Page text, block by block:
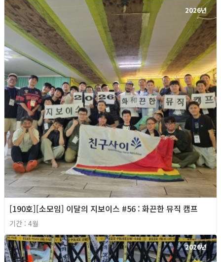
2026년
[190호][소모임] 이달의 지보이스 #56 : 화끈한 뮤직 캠프
기간 : 4월
2026년